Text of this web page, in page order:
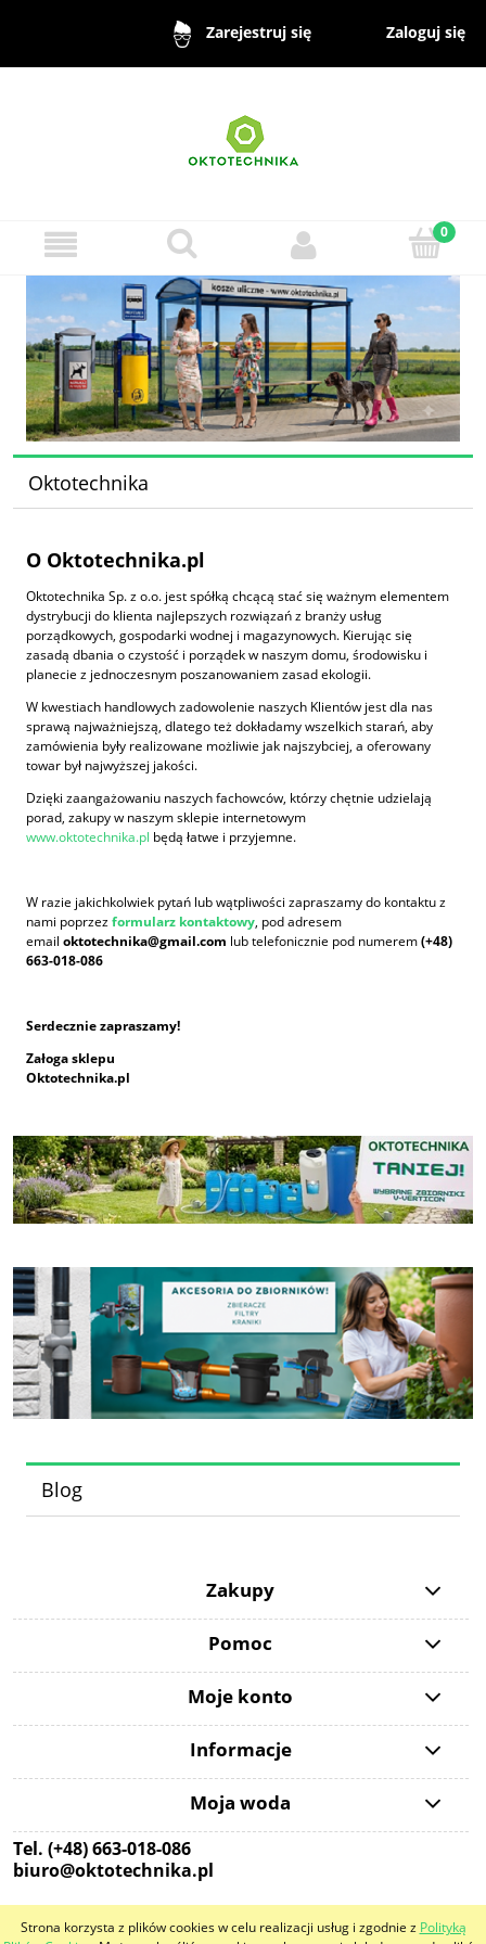
Strona korzysta z plików cookies w celu realizacji usług i zgodnie z Polityką
Zarejestruj się Zaloguj się
Oktotechnika
O Oktotechnika.pl
Oktotechnika Sp. z o.o. jest spółką chcącą stać się ważnym elementem
dystrybucji do klienta najlepszych rozwiązań z branży usług
porządkowych, gospodarki wodnej i magazynowych. Kierując się
zasadą dbania o czystość i porządek w naszym domu, środowisku i
planecie z jednoczesnym poszanowaniem zasad ekologii.
W kwestiach handlowych zadowolenie naszych Klientów jest dla nas
sprawą najważniejszą, dlatego też dokładamy wszelkich starań, aby
zamówienia były realizowane możliwie jak najszybciej, a oferowany
towar był najwyższej jakości.
Dzięki zaangażowaniu naszych fachowców, którzy chętnie udzielają
porad, zakupy w naszym sklepie internetowym
www.oktotechnika.pl będą łatwe i przyjemne.
W razie jakichkolwiek pytań lub wątpliwości zapraszamy do kontaktu z
nami poprzezformularz kontaktowy, pod adresem
email oktotechnika@gmail.com lub telefonicznie pod numerem(+48)
663-018-086
Serdecznie zapraszamy!
Załoga sklepu
Oktotechnika.pl
Blog
Zakupy
Pomoc
Moje konto
Informacje
Moja woda
Tel. (+48) 663-018-086
biuro@oktotechnika.pl